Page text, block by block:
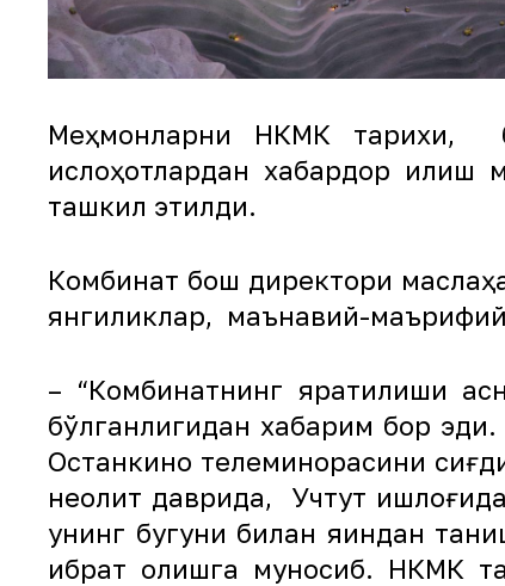
Меҳмонларни НКМК тарихи,
ислоҳотлардан хабардор қилиш
ташкил этилди.
Комбинат бош директори
янгиликлар, маънавий-маърифий
– “Комбинатнинг яратилиши
бўлганлигидан хабарим бор
Останкино телеминорасини
неолит даврида, Учтут
унинг бугуни билан яқиндан
ибрат олишга муносиб. НКМК